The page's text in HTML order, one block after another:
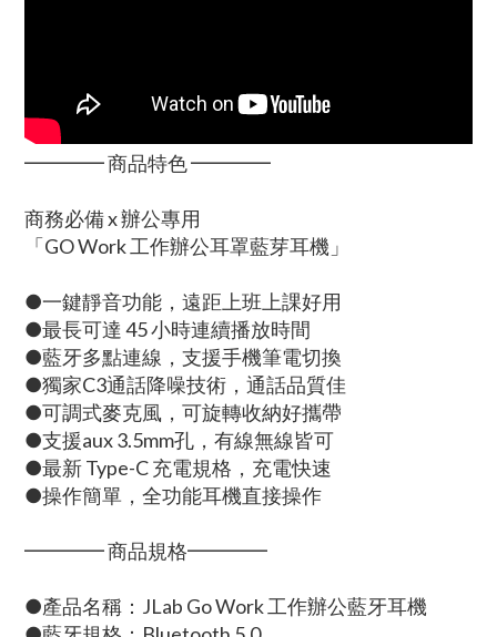
━━━━ 商品特色 ━━━━
商務必備 x 辦公專用
「GO Work 工作辦公耳罩藍芽耳機」
●一鍵靜音功能，遠距上班上課好用
●最長可達 45 小時連續播放時間
●藍牙多點連線，支援手機筆電切換
●獨家C3通話降噪技術，通話品質佳
●可調式麥克風，可旋轉收納好攜帶
●支援aux 3.5mm孔，有線無線皆可
●最新 Type-C 充電規格，充電快速
●操作簡單，全功能耳機直接操作
━━━━ 商品規格━━━━
●產品名稱：JLab Go Work 工作辦公藍牙耳機